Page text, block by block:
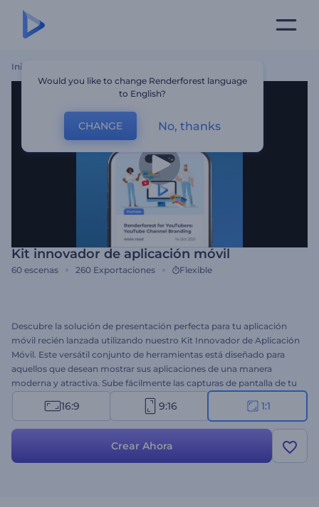
Inicio
Kit innovador de aplicación móvil
60 escenas 260 Exportaciones Flexible
Descubre la solución de presentación perfecta para tu aplicación
móvil recién lanzada utilizando nuestro Kit Innovador de Aplicación
Móvil. Este versátil conjunto de herramientas está diseñado para
aquellos que desean mostrar sus aplicaciones de una manera
moderna y atractiva. Sube fácilmente las capturas de pantalla de tu
aplicación, escribe las funcionalidades clave y presenta tus
aplicaciones desde diferentes ángulos y vistas. Perfecto para
anuncios de lanzamientos de aplicaciones y muchos otros
16:9 9:16 1:1
Crear Ahora
Would you like to change Renderforest language
to English?
CHANGE No, thanks